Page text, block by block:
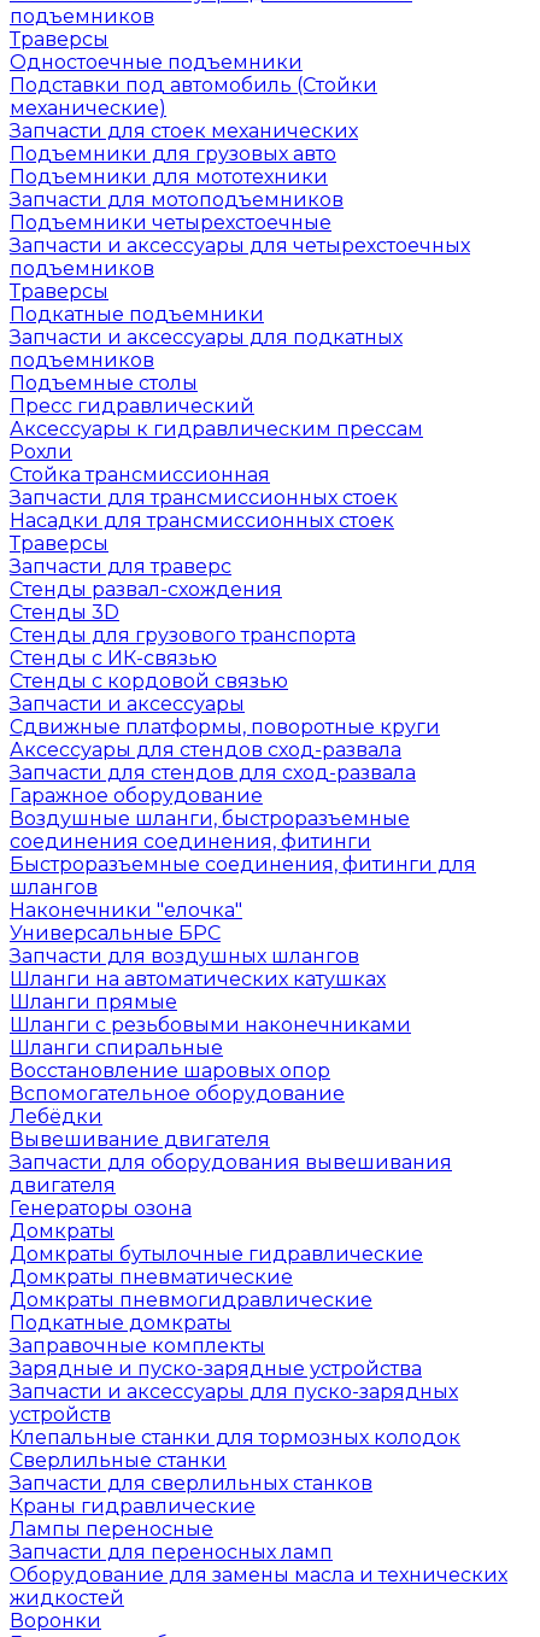
подъемников
Траверсы
Одностоечные подъемники
Подставки под автомобиль (Стойки
механические)
Запчасти для стоек механических
Подъемники для грузовых авто
Подъемники для мототехники
Запчасти для мотоподъемников
Подъемники четырехстоечные
Запчасти и аксессуары для четырехстоечных
подъемников
Траверсы
Подкатные подъемники
Запчасти и аксессуары для подкатных
подъемников
Подъемные столы
Пресс гидравлический
Аксессуары к гидравлическим прессам
Рохли
Стойка трансмиссионная
Запчасти для трансмиссионных стоек
Насадки для трансмиссионных стоек
Траверсы
Запчасти для траверс
Стенды развал-схождения
Стенды 3D
Стенды для грузового транспорта
Стенды с ИК-связью
Стенды с кордовой связью
Запчасти и аксессуары
Сдвижные платформы, поворотные круги
Аксессуары для стендов сход-развала
Запчасти для стендов для сход-развала
Гаражное оборудование
Воздушные шланги, быстроразъемные
соединения соединения, фитинги
Быстроразъемные соединения, фитинги для
шлангов
Наконечники "елочка"
Универсальные БРС
Запчасти для воздушных шлангов
Шланги на автоматических катушках
Шланги прямые
Шланги с резьбовыми наконечниками
Шланги спиральные
Восстановление шаровых опор
Вспомогательное оборудование
Лебёдки
Вывешивание двигателя
Запчасти для оборудования вывешивания
двигателя
Генераторы озона
Домкраты
Домкраты бутылочные гидравлические
Домкраты пневматические
Домкраты пневмогидравлические
Подкатные домкраты
Заправочные комплекты
Зарядные и пуско-зарядные устройства
Запчасти и аксессуары для пуско-зарядных
устройств
Клепальные станки для тормозных колодок
Сверлильные станки
Запчасти для сверлильных станков
Краны гидравлические
Лампы переносные
Запчасти для переносных ламп
Оборудование для замены масла и технических
жидкостей
Воронки